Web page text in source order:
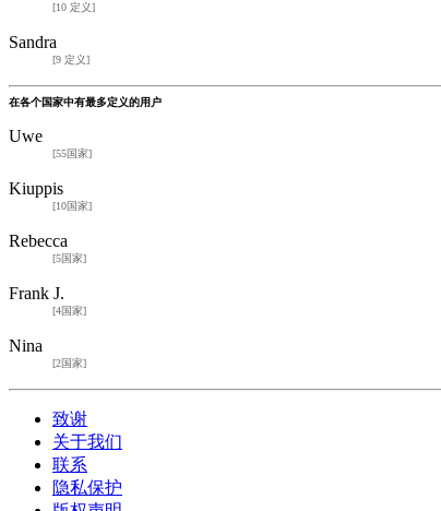
[10 定义]
Sandra
[9 定义]
在各个国家中有最多定义的用户
Uwe
[55国家]
Kiuppis
[10国家]
Rebecca
[5国家]
Frank J.
[4国家]
Nina
[2国家]
致谢
关于我们
联系
隐私保护